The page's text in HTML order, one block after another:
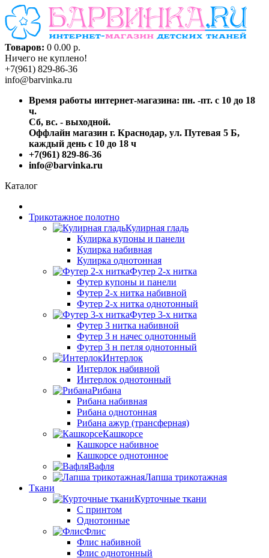
Товаров: 0 0.00 р.
Ничего не куплено!
+7(961) 829-86-36
info@barvinka.ru
Время работы интернет-магазина: пн. -пт. с 10 до 18
ч.
Сб, вс. - выходной.
Оффлайн магазин г. Краснодар, ул. Путевая 5 Б,
каждый день с 10 до 18 ч
+7(961) 829-86-36
info@barvinka.ru
Каталог
Трикотажное полотно
Кулирная гладь
Кулирка купоны и панели
Кулирка набивная
Кулирка однотонная
Футер 2-х нитка
Футер купоны и панели
Футер 2-х нитка набивной
Футер 2-х нитка однотонный
Футер 3-х нитка
Футер 3 нитка набивной
Футер 3 н начес однотонный
Футер 3 н петля однотонный
Интерлок
Интерлок набивной
Интерлок однотонный
Рибана
Рибана набивная
Рибана однотонная
Рибана ажур (трансферная)
Кашкорсе
Кашкорсе набивное
Кашкорсе однотонное
Вафля
Лапша трикотажная
Ткани
Курточные ткани
С принтом
Однотонные
Флис
Флис набивной
Флис однотонный